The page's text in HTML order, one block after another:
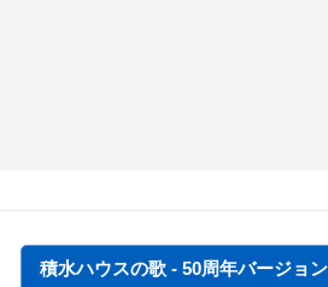
積水ハウスの歌 - 50周年バージョン